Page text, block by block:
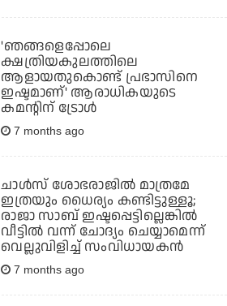
'ഞങ്ങളെപ്പോലെ
ക്ഷത്രിയകുലത്തിലെ
ആളായതുകൊണ്ട് പ്രഭാസിനെ
ഇഷ്ടമാണ്' ആരാധികയുടെ
കമന്റിന് ട്രോള്‍
7 months ago
ചാള്‍സ് ശോഭരാജില്‍ മാത്രമേ
ഇത്രയും ധൈര്യം കണ്ടിട്ടുള്ളൂ;
രാജാ സാബ് ഇഷ്ടപ്പെട്ടില്ലെങ്കില്‍
വീട്ടില്‍ വന്ന് ചോദ്യം ചെയ്യാമെന്ന്
വെല്ലുവിളിച്ച് സംവിധായകന്‍
7 months ago